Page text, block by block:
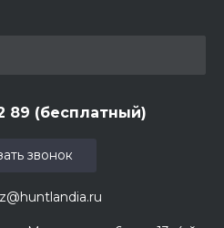
89 (бесплатный)
звонок